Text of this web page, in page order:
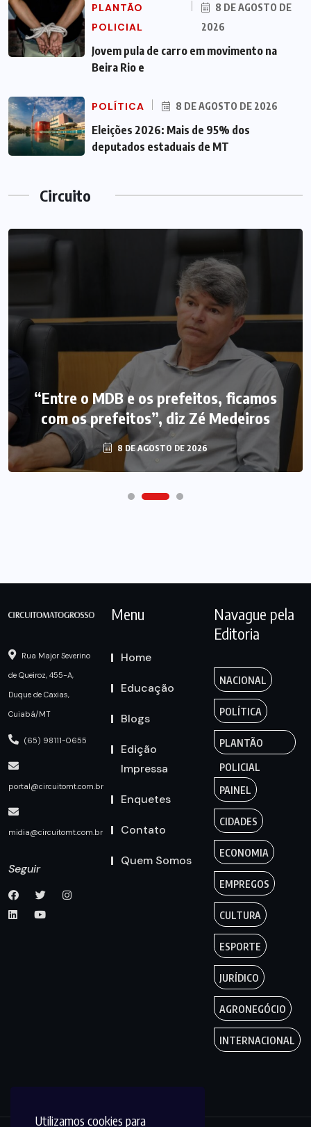
Utilizamos cookies para
PLANTÃO
POLICIAL
8 DE AGOSTO DE
2026
Jovem pula de carro em movimento na
Beira Rio e
POLÍTICA 8 DE AGOSTO DE 2026
Eleições 2026: Mais de 95% dos
deputados estaduais de MT
Circuito
“Entre o MDB e os prefeitos, ficamos
com os prefeitos”, diz Zé Medeiros
8 DE AGOSTO DE 2026
Rua Major Severino
de Queiroz, 455-A,
Duque de Caxias,
Cuiabá/MT
(65) 98111-0655
portal@circuitomt.com.br
midia@circuitomt.com.br
Seguir
Menu
Home
Educação
Blogs
Edição
Impressa
Enquetes
Contato
Quem Somos
Navague pela
Editoria
NACIONAL
POLÍTICA
PLANTÃO
POLICIAL
PAINEL
CIDADES
ECONOMIA
EMPREGOS
CULTURA
ESPORTE
JURÍDICO
AGRONEGÓCIO
INTERNACIONAL